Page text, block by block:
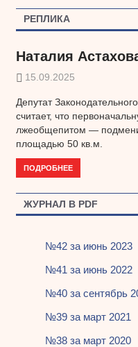
записям
РЕПЛИКА
Наталия
15.09.2025
Депутат
считает, что
лжеобщепитом —
площадью 50 кв.м.
ПОДРОБНЕЕ
ЖУРНАЛ В PDF
№42 за июнь 2023
№41 за июнь 2022
№40 за сентябрь
№39 за март 2021
№38 за март 2020